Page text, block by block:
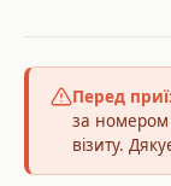
Перед
за номером
візиту.